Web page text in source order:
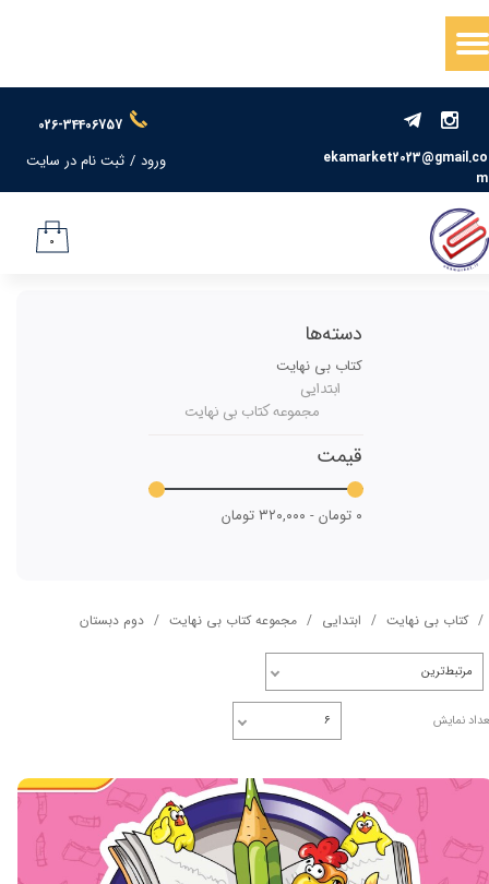
026-34406757
ekamarket2023@gmail.co
m
ورود / ثبت نام در سایت
حساب کاربری من
سفارشات
خروج از حساب کاربری
۰
کتاب بی نهایت ابتدایی مجموعه کتاب بی نهایت دوم دبستان
مرتبط‌ترین
نمایش ۶
دسته‌ها
کتاب بی نهایت
ابتدایی
مجموعه کتاب بی نهایت
قیمت
۰ تومان - ۳۲۰,۰۰۰ تومان